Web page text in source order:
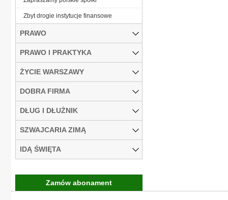
Zbyt drogie instytucje finansowe
PRAWO
PRAWO I PRAKTYKA
ŻYCIE WARSZAWY
DOBRA FIRMA
DŁUG I DŁUŻNIK
SZWAJCARIA ZIMĄ
IDĄ ŚWIĘTA
Zamów abonament